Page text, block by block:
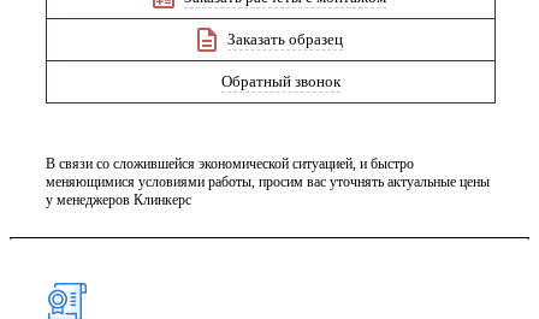
Заказать образец
Обратный звонок
В связи со сложившейся экономической ситуацией, и быстро
меняющимися условиями работы, просим вас уточнять актуальные цены
у менеджеров Клинкерс